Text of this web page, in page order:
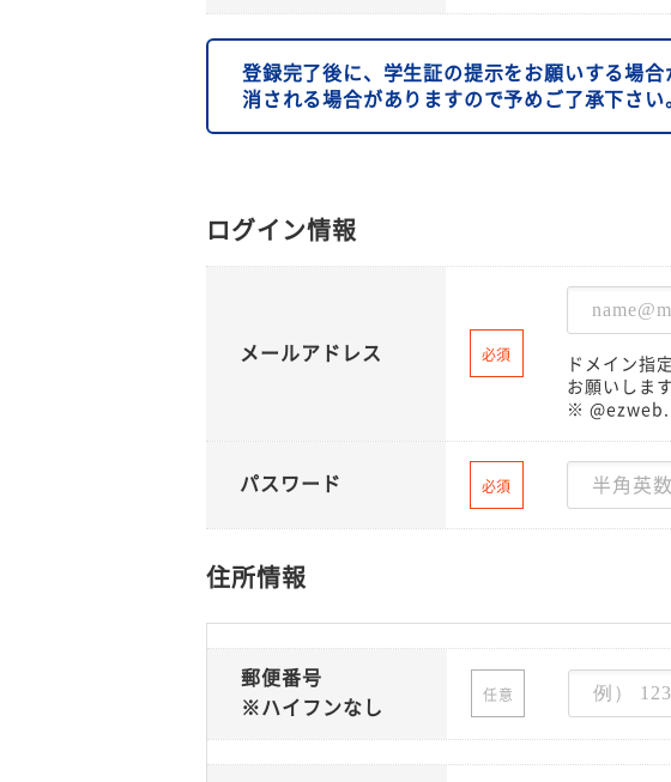
登録完了後に、学生証の提示をお願いする場
消される場合がありますので予めご了承下さい
ログイン情報
メールアドレス 必須
ドメイン指
お願いします
※
パスワード 必須
住所情報
郵便番号
※ハイフンなし
任意